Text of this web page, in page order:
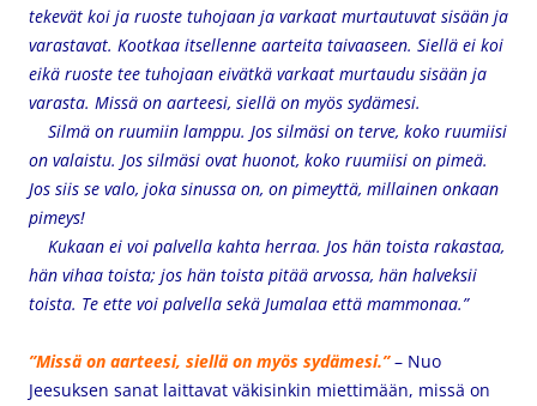
tekevät koi ja ruoste tuhojaan ja varkaat murtautuvat sisään ja
varastavat. Kootkaa itsellenne aarteita taivaaseen. Siellä ei koi
eikä ruoste tee tuhojaan eivätkä varkaat murtaudu sisään ja
varasta. Missä on aarteesi, siellä on myös sydämesi.
Silmä on ruumiin lamppu. Jos silmäsi on terve, koko ruumiisi
on valaistu. Jos silmäsi ovat huonot, koko ruumiisi on pimeä.
Jos siis se valo, joka sinussa on, on pimeyttä, millainen onkaan
pimeys!
Kukaan ei voi palvella kahta herraa. Jos hän toista rakastaa,
hän vihaa toista; jos hän toista pitää arvossa, hän halveksii
toista. Te ette voi palvella sekä Jumalaa että mammonaa.”
”Missä on aarteesi, siellä on myös sydämesi.”– Nuo
Jeesuksen sanat laittavat väkisinkin miettimään, missä on